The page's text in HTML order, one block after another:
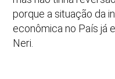
porque a situação da
econômica no País já
Neri.